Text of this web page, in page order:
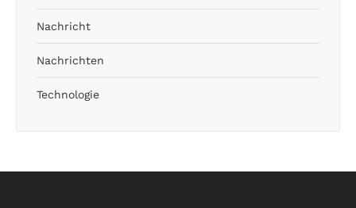
Nachricht
Nachrichten
Technologie